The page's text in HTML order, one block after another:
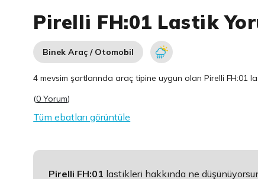
Pirelli FH:01 Lastik
Binek Araç / Otomobil
4 mevsim şartlarında araç tipine uygun olanPirelli FH:01
(0 Yorum)
Tüm ebatları görüntüle
Pirelli FH:01 lastikleri hakkında ne